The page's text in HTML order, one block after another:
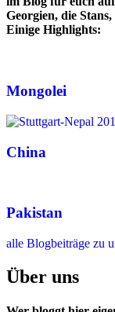
Georgien, die
Einige Highlights:
Mongolei
China
Pakistan
alle Blogbeiträge zu
Über uns